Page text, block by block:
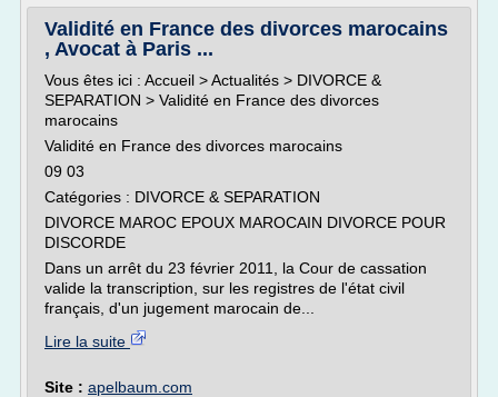
Validité en France des divorces marocains
, Avocat à Paris ...
Vous êtes ici : Accueil > Actualités > DIVORCE &
SEPARATION > Validité en France des divorces
marocains
Validité en France des divorces marocains
09 03
Catégories : DIVORCE & SEPARATION
DIVORCE MAROC EPOUX MAROCAIN DIVORCE POUR
DISCORDE
Dans un arrêt du 23 février 2011, la Cour de cassation
valide la transcription, sur les registres de l'état civil
français, d'un jugement marocain de...
Lire la suite
Site : apelbaum.com